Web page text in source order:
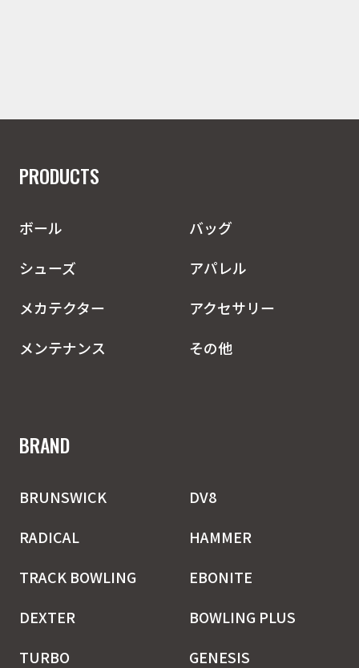
PRODUCTS
ボール
バッグ
シューズ
アパレル
メカテクター
アクセサリー
メンテナンス
その他
BRAND
BRUNSWICK
DV8
RADICAL
HAMMER
TRACK BOWLING
EBONITE
DEXTER
BOWLING PLUS
TURBO
GENESIS